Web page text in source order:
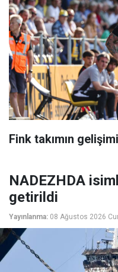
Fink takımın
NADEZHDA
getirildi
Yayınlanma: 08 Ağustos 2026